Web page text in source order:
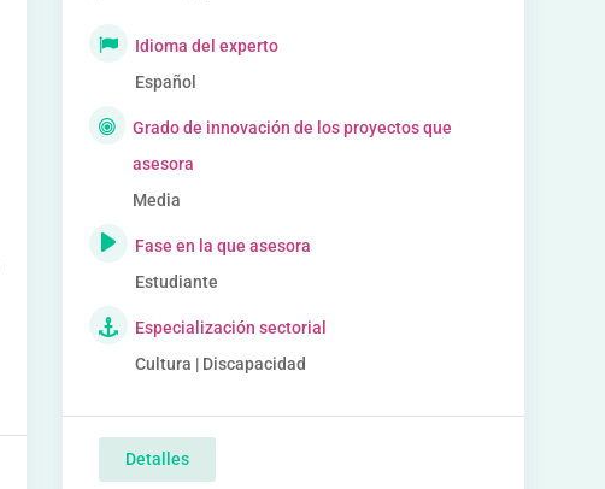
Idioma del experto
Español
Grado de innovación de los proyectos que
asesora
Media
Fase en la que asesora
Estudiante
Especialización sectorial
Cultura | Discapacidad
Detalles